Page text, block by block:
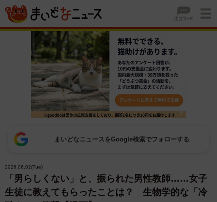
まいどなニュースをGoogle検索でフォローする
2026.06.02(Tue)
「男らしくない」と、振られた男性教師……女子
生徒に教えてもらったことは？ 生物学的な「冷